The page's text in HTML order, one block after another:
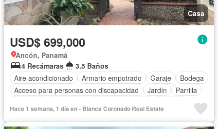
Casa
USD$ 699,000
Ancón, Panamá
4 Recámaras
3.5 Baños
Aire acondicionado
Armario empotrado Garaje
Bodega
Acceso para personas con discapacidad
Jardín
Parrilla
Hace 1 semana, 1 día en - Blanca Coronado Real Estate